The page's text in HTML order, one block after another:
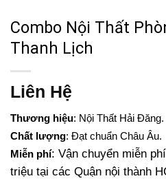
Combo Nội Thất
Thanh Lịch
Liên Hệ
Thương hiệu: Nội Thất Hải Đăng.
Chất lượng: Đạt chuẩn Châu Âu.
Miễn phí: Vận chuyển miễn
triệu tại các Quận nội thành